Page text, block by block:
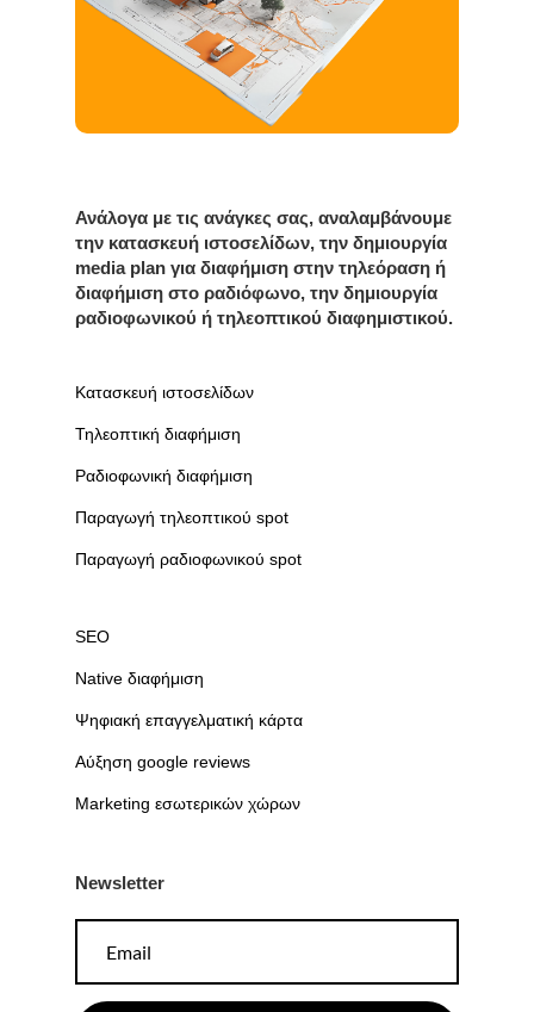
Ανάλογα με τις ανάγκες σας, αναλαμβάνουμε
την κατασκευή ιστοσελίδων, την δημιουργία
media plan για διαφήμιση στην τηλεόραση ή
διαφήμιση στο ραδιόφωνο, την δημιουργία
ραδιοφωνικού ή τηλεοπτικού διαφημιστικού.
Κατασκευή ιστοσελίδων
Τηλεοπτική διαφήμιση
Ραδιοφωνική διαφήμιση
Παραγωγή τηλεοπτικού spot
Παραγωγή ραδιοφωνικού spot
SEO
Native διαφήμιση
Ψηφιακή επαγγελματική κάρτα
Αύξηση google reviews
Marketing εσωτερικών χώρων
Newsletter